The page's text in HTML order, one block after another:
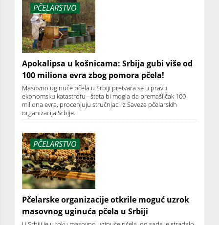
PČELARSTVO
Apokalipsa u košnicama: Srbija gubi više od
100 miliona evra zbog pomora pčela!
Masovno uginuće pčela u Srbiji pretvara se u pravu
ekonomsku katastrofu - šteta bi mogla da premaši čak 100
miliona evra, procenjuju stručnjaci iz Saveza pčelarskih
organizacija Srbije.
PČELARSTVO
Pčelarske organizacije otkrile moguć uzrok
masovnog uginuća pčela u Srbiji